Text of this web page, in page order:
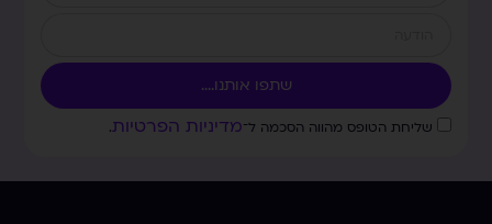
שליחת הטופס מהווה הסכמה ל־מדיניות הפרטיות.
שתפו אותנו....